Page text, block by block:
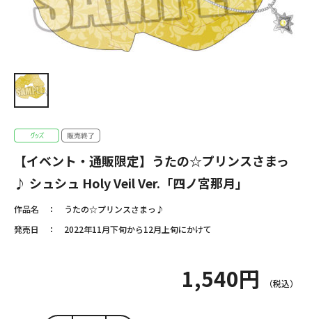
【イベント・通販限定】うたの☆プリンスさまっ
♪ シュシュ Holy Veil Ver.「四ノ宮那月」
作品名
うたの☆プリンスさまっ♪
発売日
2022年11月下旬から12月上旬にかけて
1,540円